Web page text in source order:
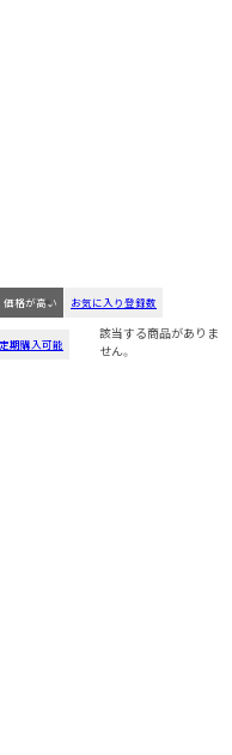
価格が高い お気に入り登録数
定期購入可能
該当する商品がありま
せん。